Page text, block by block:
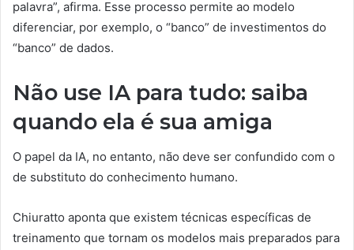
palavra”, afirma. Esse processo permite ao modelo
diferenciar, por exemplo, o “banco” de investimentos do
“banco” de dados.
Não use IA para tudo: saiba
quando ela é sua amiga
O papel da IA, no entanto, não deve ser confundido com o
de substituto do conhecimento humano.
Chiuratto aponta que existem técnicas específicas de
treinamento que tornam os modelos mais preparados para